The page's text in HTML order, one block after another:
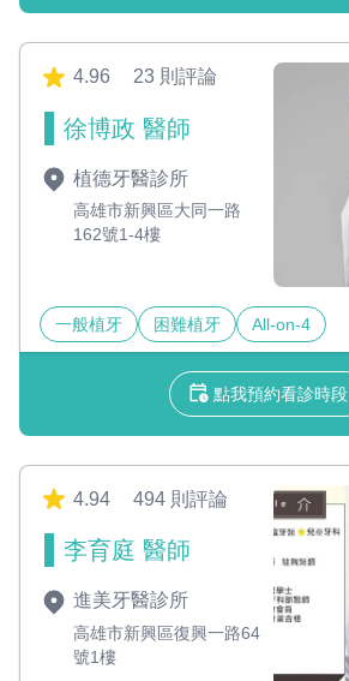
4.96 23 則評論
徐博政 醫師
植德牙醫診所
高雄市新興區大同一路
162號1-4樓
一般植牙 困難植牙 All-on-4
點我預約看診時段
4.94 494 則評論
李育庭 醫師
進美牙醫診所
高雄市新興區復興一路64
號1樓